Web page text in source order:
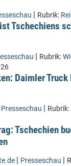
| Rubrik:
Tschechiens
| Rubrik:
Daimler Truck
Presseschau | Rubrik:
Tschechien
| Presseschau |